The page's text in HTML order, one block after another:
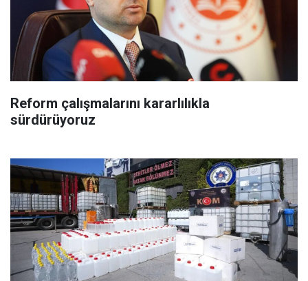
Reform çalışmalarını kararlılıkla
sürdürüyoruz